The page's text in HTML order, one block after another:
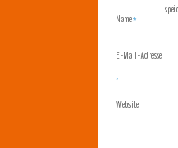
Name*
E-Mail-Adresse
*
Website